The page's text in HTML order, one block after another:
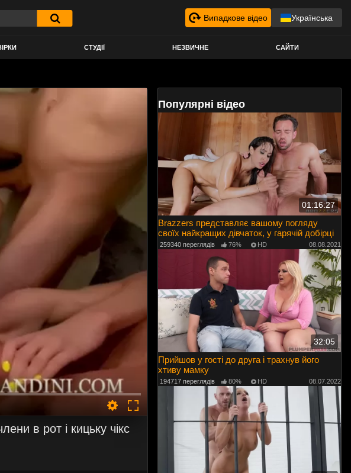
Випадкове відео Українська
СТУДІЇ НЕЗВИЧНЕ САЙТИ
в рот і кицьку чікс
Популярні відео
01:16:27
Brazzers представляє вашому погляду
своїх найкращих дівчаток, у гарячій добірці
259340 переглядів 76% HD 08.08.2021
32:05
Прийшов у гості до друга і трахнув його
хтиву мамку
194717 переглядів 80% HD 08.07.2022